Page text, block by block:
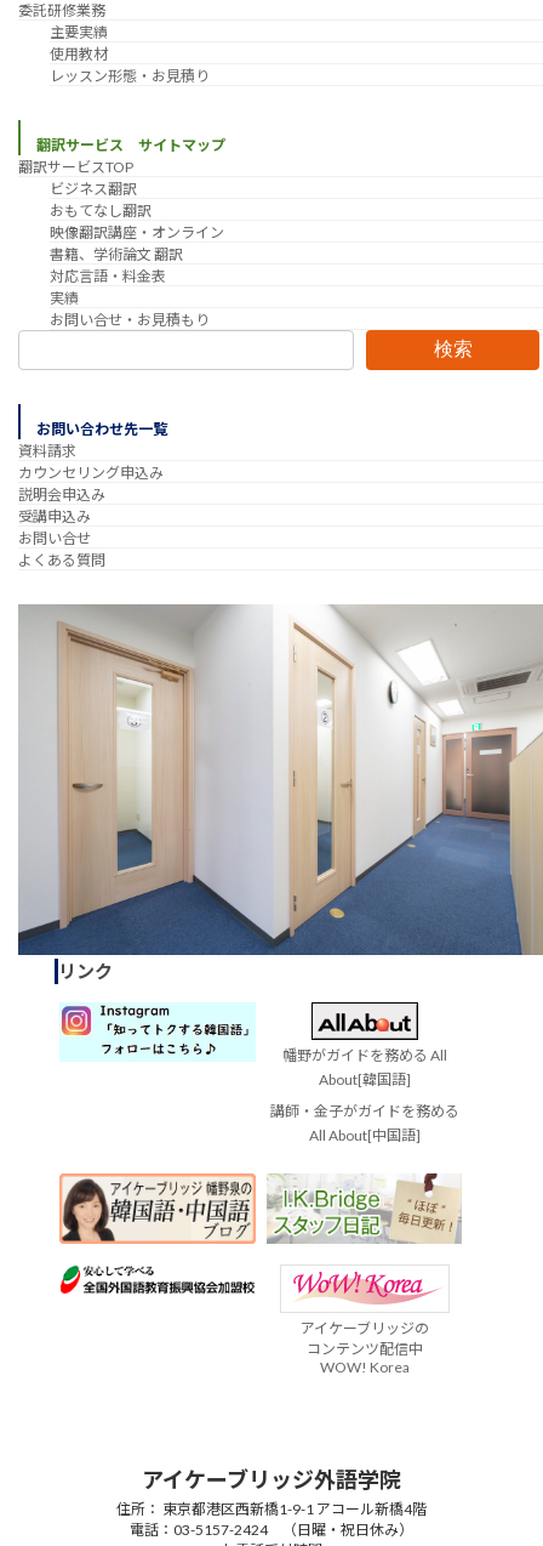
委託研修業務
主要実績
使用教材
レッスン形態・お見積り
翻訳サービス サイトマップ
翻訳サービスTOP
ビジネス翻訳
おもてなし翻訳
映像翻訳講座・オンライン
書籍、学術論文 翻訳
対応言語・料金表
実績
お問い合せ・お見積もり
検索
お問い合わせ先一覧
資料請求
カウンセリング申込み
説明会申込み
受講申込み
お問い合せ
よくある質問
リンク
幡野がガイドを務める All
About[韓国語]
講師・金子がガイドを務める
All About[中国語]
アイケーブリッジの
コンテンツ配信中
WOW! Korea
アイケーブリッジ外語学院
住所： 東京都港区西新橋1-9-1 アコール新橋4階
電話：03-5157-2424 （日曜・祝日休み）